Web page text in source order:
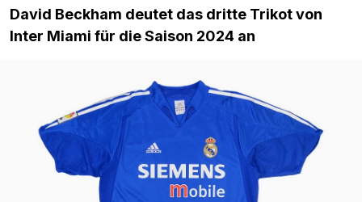
David Beckham deutet das dritte Trikot von
Inter Miami für die Saison 2024 an